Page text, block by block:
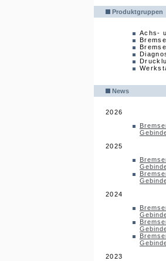
Produktgruppen
Achs-
News
2026
2025
2024
2023